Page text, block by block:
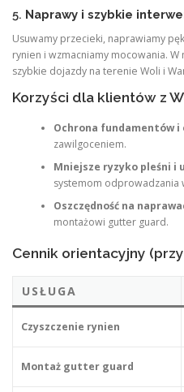
5. Naprawy i szybkie
Usuwamy przecieki, naprawiamy
rynien i wzmacniamy mocowania.
szybkie dojazdy na terenie Woli i
Korzyści dla klientów z
Ochrona fundamentów i
zawilgoceniem.
Mniejsze ryzyko pleśni i
systemom odprowadzania
Oszczędność na
montażowi gutter guard.
Cennik orientacyjny
USŁUGA
Czyszczenie rynien
Montaż gutter guard